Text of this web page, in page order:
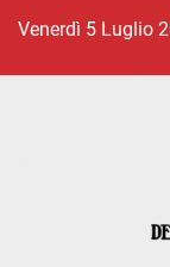
venerdì 5 Luglio